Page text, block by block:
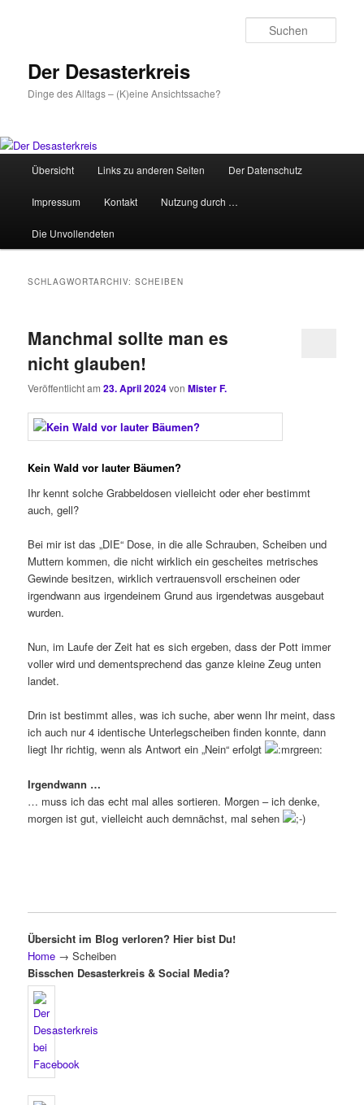
Der Desasterkreis
Dinge des Alltags – (K)eine Ansichtssache?
HauptmenüÜbersicht Links zu anderen Seiten Der Datenschutz
Impressum Kontakt Nutzung durch …
Die Unvollendeten
SCHLAGWORTARCHIV:SCHEIBEN
Manchmal sollte man es
nicht glauben!
Veröffentlicht am23. April 2024vonMister F.
Kein Wald vor lauter Bäumen?
Ihr kennt solche Grabbeldosen vielleicht oder eher bestimmt
auch, gell?
Bei mir ist das „DIE“ Dose, in die alle Schrauben, Scheiben und
Muttern kommen, die nicht wirklich ein gescheites metrisches
Gewinde besitzen, wirklich vertrauensvoll erscheinen oder
irgendwann aus irgendeinem Grund aus irgendetwas ausgebaut
wurden.
Nun, im Laufe der Zeit hat es sich ergeben, dass der Pott immer
voller wird und dementsprechend das ganze kleine Zeug unten
landet.
Drin ist bestimmt alles, was ich suche, aber wenn Ihr meint, dass
ich auch nur 4 identische Unterlegscheiben finden konnte, dann
liegt Ihr richtig, wenn als Antwort ein „Nein“ erfolgt
Irgendwann …
… muss ich das echt mal alles sortieren. Morgen – ich denke,
morgen ist gut, vielleicht auch demnächst, mal sehen
Übersicht im Blog verloren? Hier bist Du!
Home → Scheiben
Bisschen Desasterkreis & Social Media?